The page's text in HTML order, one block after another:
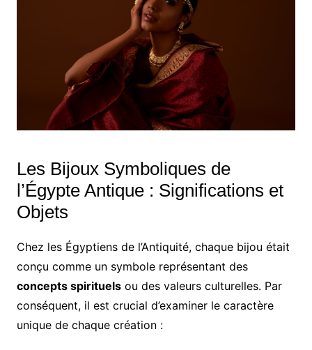
Les Bijoux Symboliques de
l’Égypte Antique : Significations et
Objets
Chez les Égyptiens de l’Antiquité, chaque bijou était
conçu comme un symbole représentant des
concepts spirituelsou des valeurs culturelles. Par
conséquent, il est crucial d’examiner le caractère
unique de chaque création :